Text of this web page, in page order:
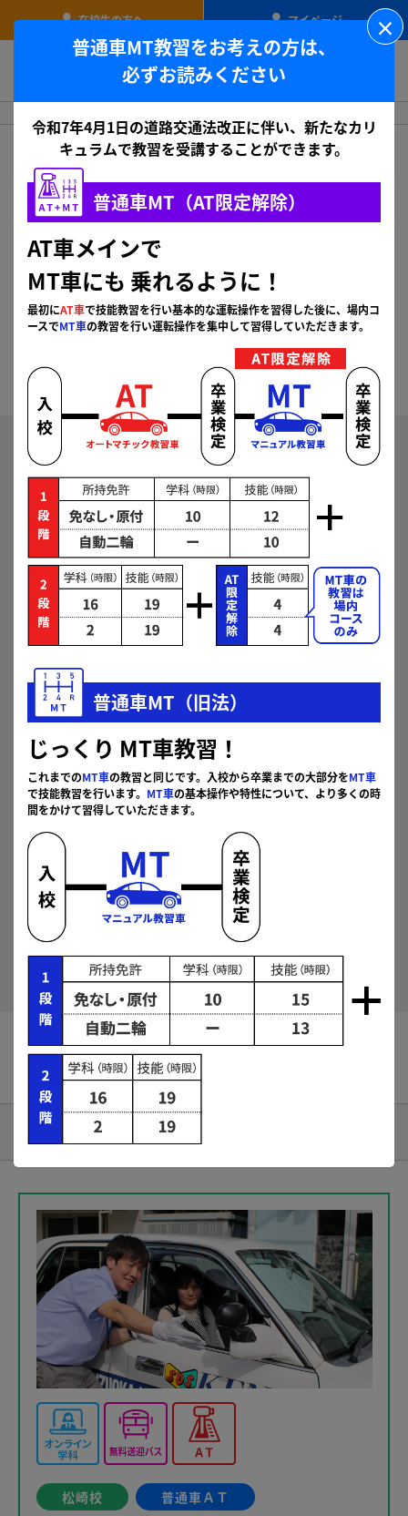
在校生の方へ マイページ
松崎校
プランを探す
大学・短大・専門学校・高校生の方へ
大学・短大・専門学生・高校生の方は
学校専用プランがある場合がございま
す。 申し込む前に、ぜひ一度お問い合
わせください。
免許の種類を選択
普通車MT（AT限定解
除） 普通車MT（旧法）
普通車ＡＴ
AT限定解除と旧法の違いについて
所持免許を選択
大型特殊車
入校希望月を選択
2026年08月 2026年09月
2026年10月
2026年12月
クリア
この条件でプランを検索
PLAN プラン一覧
条件で絞り込む
松崎校 普通車ＡＴ
×
普通車MT教習をお考えの方は、
必ずお読みください
令和7年4月1日の道路交通法改正に伴い、新たなカリ
キュラムで教習を受講することができます。
普通車MT（AT限定解除）
AT車メインで
MT車にも 乗れるように！
最初にAT車で技能教習を行い基本的な運転操作を習得した後に、場内コ
ースでMT車の教習を行い運転操作を集中して習得していただきます。
普通車MT（旧法）
じっくり MT車教習！
これまでのMT車の教習と同じです。入校から卒業までの大部分をMT車
で技能教習を行います。 MT車の基本操作や特性について、より多くの時
間をかけて習得していただきます。